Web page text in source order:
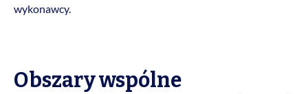
wykonawcy.
Obszary wspólne